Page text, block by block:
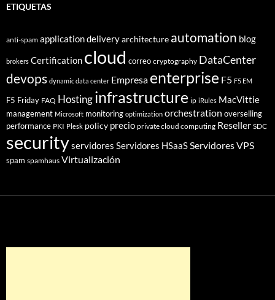
ETIQUETAS
anti-spam application deliveryarchitecture automation blog
brokers Certification cloud correo cryptography DataCenter
devops dynamic data center Empresa enterprise F5 F5 EM
F5 Friday FAQ Hostinginfrastructure ip iRules MacVittie
management Microsoft monitoring optimization orchestration overselling
performance PKI Plesk policy precio private cloud computing Reseller SDC
securityservidores Servidores HSaaSServidores VPS
spam spamhaus Virtualización